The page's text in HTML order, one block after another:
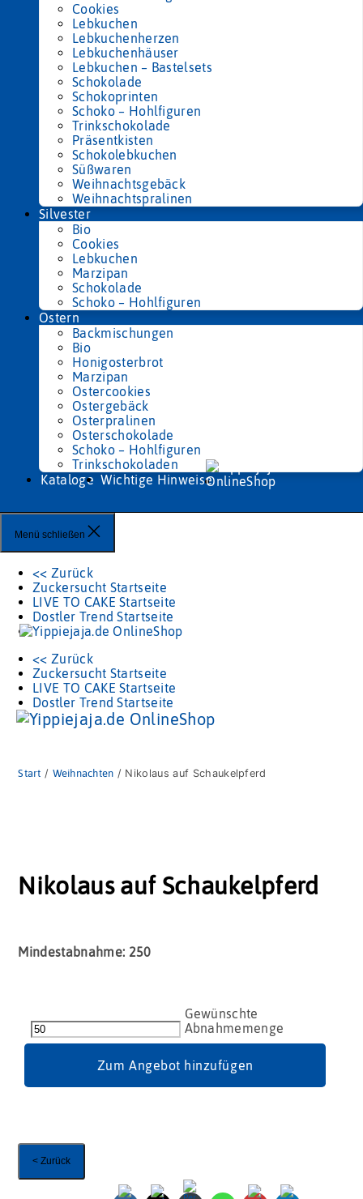
Cookies
Lebkuchen
Lebkuchenherzen
Lebkuchenhäuser
Lebkuchen – Bastelsets
Schokolade
Schokoprinten
Schoko – Hohlfiguren
Trinkschokolade
Präsentkisten
Schokolebkuchen
Süßwaren
Weihnachtsgebäck
Weihnachtspralinen
Silvester
Bio
Cookies
Lebkuchen
Marzipan
Schokolade
Schoko – Hohlfiguren
Ostern
Backmischungen
Bio
Honigosterbrot
Marzipan
Ostercookies
Ostergebäck
Osterpralinen
Osterschokolade
Schoko – Hohlfiguren
Trinkschokoladen
Kataloge Wichtige Hinweise
Menü schließen
<< Zurück
Zuckersucht Startseite
LIVE TO CAKE Startseite
Dostler Trend Startseite
<< Zurück
Zuckersucht Startseite
LIVE TO CAKE Startseite
Dostler Trend Startseite
Start / Weihnachten / Nikolaus auf Schaukelpferd
Nikolaus auf Schaukelpferd
Mindestabnahme: 250
auf
Schaukelpferd
Zum Angebot hinzufügen
< Zurück